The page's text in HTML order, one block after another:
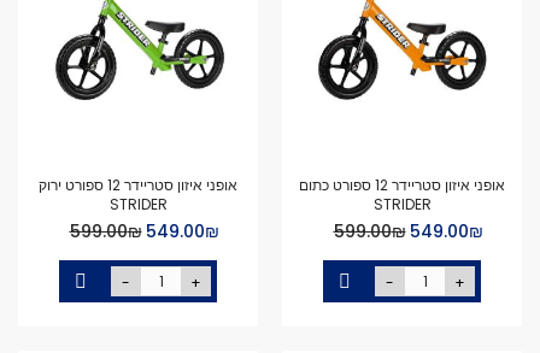
אופני איזון סטריידר 12 ספורט כתום
STRIDER
Special
₪‏549.00
₪‏599.00
- +
אופני איזון סטריידר 12 ספורט ירוק
STRIDER
Special
₪‏549.00
₪‏599.00
- +